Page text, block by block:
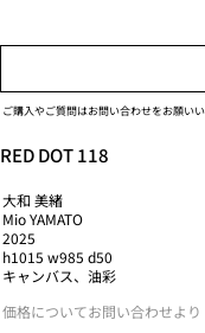
ご購入やご質問はお問い合わせをお願いい
RED DOT 118
大和 美緒
Mio YAMATO
2025
h1015 w985 d50
キャンバス、油彩
価格についてお問い合わせより